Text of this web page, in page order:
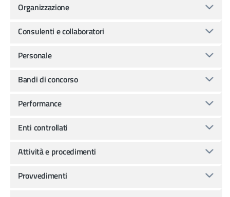
Organizzazione
Consulenti e collaboratori
Personale
Bandi di concorso
Performance
Enti controllati
Attività e procedimenti
Provvedimenti